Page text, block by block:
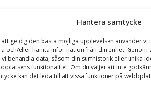
Hantera samtycke
att ge dig den bästa möjliga upplevelsen använder
och/eller hämta information från din enhet. Genom
vi behandla data, såsom din surfhistorik eller unika
funktionalitet. Om du väljer att inte
kan det leda till att vissa funktioner på
BSM Verkstads
Kranarm 4,5 m – mekanisk,
full längd 1500 kg
Antal utskjut: 1 Färg:Svart/Grå Fäste:
Maxlast vid minsta längd: 2700 kg
Vikt:
340 kg